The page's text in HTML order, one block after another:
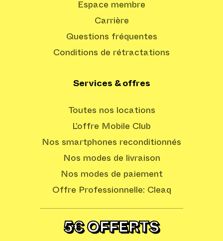
Espace membre
Carrière
Questions fréquentes
Conditions de rétractations
Services & offres
Toutes nos locations
L’offre Mobile Club
Nos smartphones reconditionnés
Nos modes de livraison
Nos modes de paiement
Offre Professionnelle: Cleaq
5€ OFFERTS